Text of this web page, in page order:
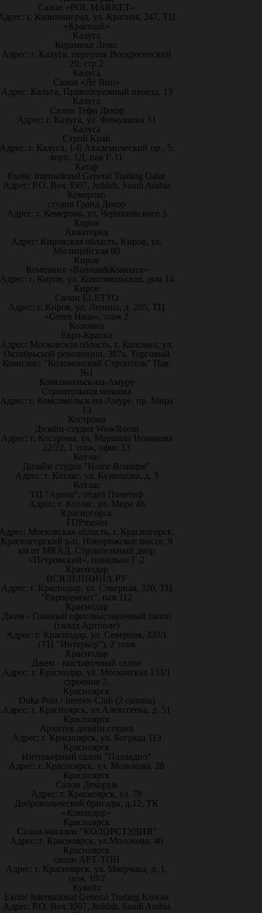
Салон «POL MARKET»
г. Калининград, ул. Красная, 247, ТЦ
«Красный»
Калуга
Керамика Люкс
Адрес: г. Калуга, переулок Воскресенский
29, стр.2
Калуга
Салон «Ле Вин»
Адрес: Калуга, Правобережный проезд, 13
Калуга
Салон Тефи Декор
Адрес: г. Калуга, ул. Фомушина 31
Калуга
Строй Край
г. Калуга, 1-й Академический пр., 5,
корп. 1Д, пав Г-11
Катар
Exotic International General Trading Qatar
Адрес: P.O. Box 3507, Jeddah, Saudi Arabia
Кемерово
студия Гранд Декор
Адрес: г. Кемерово, ул. Черняховского 3
Киров
Акватория
Адрес: Кировская область, Киров, ул.
Милицейская 80
Киров
Компания «Ванная&Комната»
Адрес: г. Киров, ул. Комсомольская, дом 14
Киров
Салон ELETTO
Адрес: г. Киров, ул. Ленина, д. 205, ТЦ
«Green Haus», этаж 2
Коломна
Евро-Краски
Адрес: Московская область, г. Коломна, ул.
Октябрьской революции, 387а, Торговый
Комплекс "Коломенский Строитель" Пав.
№1
Комсомольск-на-Амуре
Строительная мозаика
Адрес: г. Комсомольск-на-Амуре, пр. Мира
13
Кострома
Дизайн-студия WowRoom
Адрес: г. Кострома, ул. Маршала Новикова
22/22, 1 этаж, офис 13
Котлас
Дизайн студия "Home Boutique"
Адрес: г. Котлас, ул. Кузнецова, д. 3
Котлас
ТЦ "Арена", отдел Позитиф
Адрес: г. Котлас, ул. Мира 46
Красногорск
FDPmaster
Московская область, г. Красногорск,
Красногорский р-н, Новорижское шоссе, 9
км от МКАД. Строительный двор
«Петровский», павильон Г-2
Краснодар
ВСЯЛЕПНИНА.РУ
Адрес: г. Краснодар, ул. Северная, 320, ТЦ
"Евроремонт", пав.112
Краснодар
Джем - Главный офис/выставочный салон
(склад Артполе)
Адрес: г. Краснодар, ул. Северная, 320/1
(ТЦ "Интерьер"), 2 этаж
Краснодар
Джем - выставочный салон
Адрес: г. Краснодар, ул. Московская 133/1
строение 2.
Красноярск
Doka Pola / Interior-Club (2 салона)
Адрес: г. Красноярск, ул.Алекссеева, д. 51
Красноярск
Архитек дизайн студия
Адрес: г. Красноярск, ул. Бограда 113
Красноярск
Интерьерный салон "Палладио"
Адрес: г. Красноярск, ул. Молокова, 28
Красноярск
Салон Декорум
Адрес: г. Красноярск, ул. 78
Добровольческой бригады, д.12, ТК
«Командор»
Красноярск
Салон-магазин "КОЛОРСТУДИЯ"
Адрес: г. Красноярск, ул.Молокова, 40
Красноярск
салон АРТ-ТОН
Адрес: г. Красноярск, ул. Маерчака, д. 1,
пом. 19/2
Кувейт
Exotic International General Trading Kuwait
Адрес: P.O. Box 3507, Jeddah, Saudi Arabia